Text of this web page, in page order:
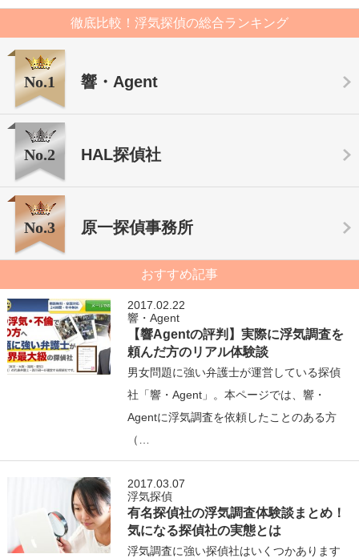
徹底比較！浮気探偵の総合ランキング
No.1 響・Agent
No.2 HAL探偵社
No.3 原一探偵事務所
おすすめ記事
2017.02.22
響・Agent
【響Agentの評判】実際に浮気調査を
頼んだ方のリアル体験談
男女問題に強い弁護士が運営している探偵
社「響・Agent」。本ページでは、響・
Agentに浮気調査を依頼したことのある方
（…
2017.03.07
浮気探偵
有名探偵社の浮気調査体験談まとめ！
気になる探偵社の実態とは
浮気調査に強い探偵社はいくつかあります